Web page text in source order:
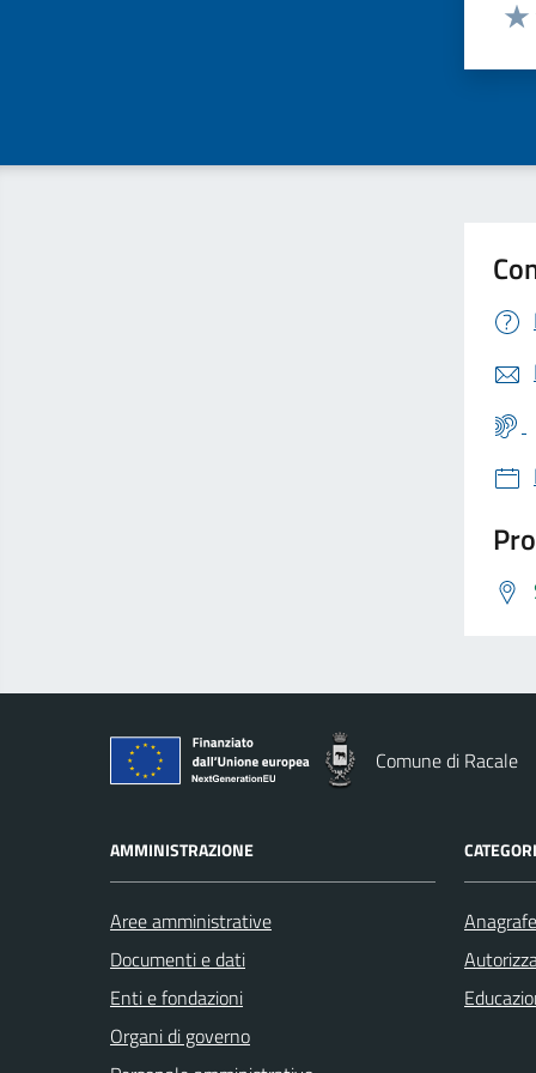
Comune di Racale
AMMINISTRAZIONE
Aree amministrative
Documenti e dati
Enti e fondazioni
Organi di governo